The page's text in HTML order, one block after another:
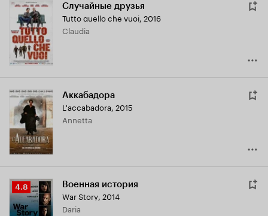
Случайные друзья
Tutto quello che vuoi, 2016
Claudia
Аккабадора
L'accabadora, 2015
Annetta
Рейтинг
Кинопоиска
4.8
4.8 Военная история
War Story, 2014
Daria